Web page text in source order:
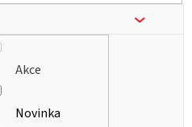
Akce
Novinka